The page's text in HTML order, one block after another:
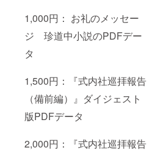
1,000円： お礼のメッセー
ジ 珍道中小説のPDFデー
タ
1,500円：『式内社巡拝報告
（備前編）』ダイジェスト
版PDFデータ
2,000円：『式内社巡拝報告